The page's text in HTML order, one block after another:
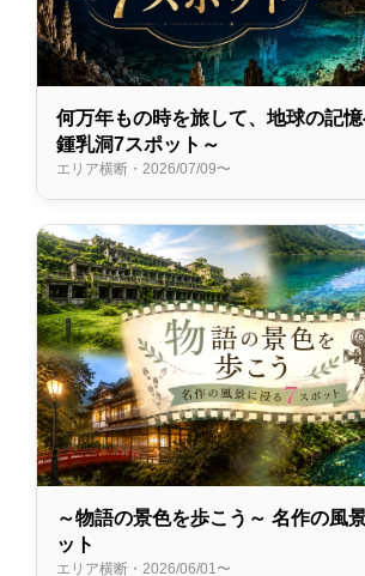
何万年もの時を旅して、地球の記
鍾乳洞7スポット～
エリア横断・2026/07/09〜
～物語の景色を歩こう～ 名作の風
ット
エリア横断・2026/06/01〜